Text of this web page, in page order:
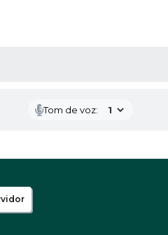
Tom de voz: